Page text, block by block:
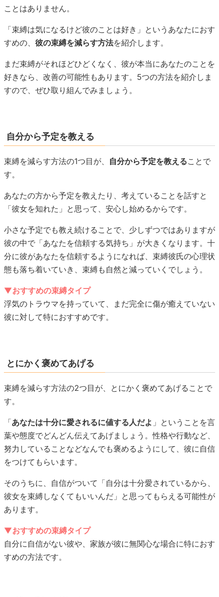
ことはありません。
「束縛は気になるけど彼のことは好き」というあなたにおす
すめの、 彼の束縛を減らす方法を紹介します。
まだ束縛がそれほどひどくなく、彼が本当にあなたのことを
好きなら、改善の可能性もあります。5つの方法を紹介しま
すので、ぜひ取り組んでみましょう。
自分から予定を教える
束縛を減らす方法の1つ目が、 自分から予定を教えることで
す。
あなたの方から予定を教えたり、考えていることを話すと
「彼女を知れた」と思って、安心し始めるからです。
小さな予定でも教え続けることで、少しずつではありますが
彼の中で「あなたを信頼する気持ち」が大きくなります。十
分に彼があなたを信頼するようになれば、束縛彼氏の心理状
態も落ち着いていき、束縛も自然と減っていくでしょう。
▼おすすめの束縛タイプ
浮気のトラウマを持っていて、まだ完全に傷が癒えていない
彼に対して特におすすめです。
とにかく褒めてあげる
束縛を減らす方法の2つ目が、とにかく褒めてあげることで
す。
「あなたは十分に愛されるに値する人だよ 」ということを言
葉や態度でどんどん伝えてあげましょう。性格や行動など、
努力していることなどなんでも褒めるようにして、彼に自信
をつけてもらいます。
そのうちに、自信がついて「自分は十分愛されているから、
彼女を束縛しなくてもいいんだ」と思ってもらえる可能性が
あります。
▼おすすめの束縛タイプ
自分に自信がない彼や、家族が彼に無関心な場合に特におす
すめの方法です。